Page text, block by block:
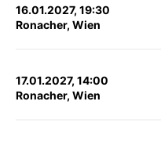
16.01.2027, 19:30
Ronacher, Wien
17.01.2027, 14:00
Ronacher, Wien